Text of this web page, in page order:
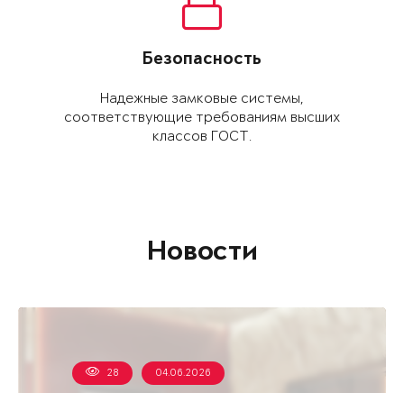
Безопасность
Надежные замковые системы,
соответствующие требованиям высших
классов ГОСТ.
Новости
28 04.06.2026